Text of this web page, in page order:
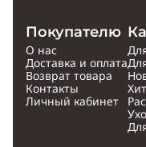
Покупателю
О нас
Доставка и оплата
Возврат товара
Контакты
Личный кабинет